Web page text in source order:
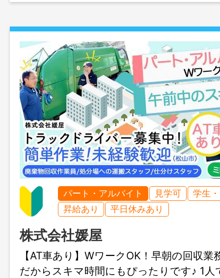
パート・アルバイト 見学可
学生
昇給あり
平日休みあり
株式会社媛屋
【AT車あり】WワークOK！早朝の回収業
だからスキマ時間にもぴったりです♪ 1人